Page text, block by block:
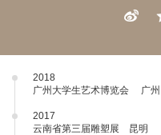
2018
广州大学生艺术博览会 广州
2017
云南省第三届雕塑展 昆明